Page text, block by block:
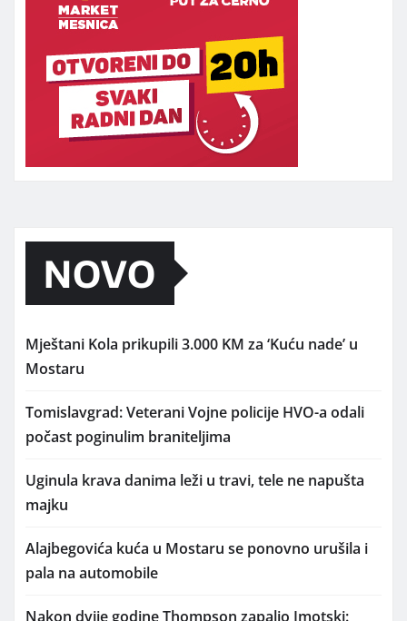
NOVO
Mještani Kola prikupili 3.000 KM za ‘Kuću nade’ u
Mostaru
Tomislavgrad: Veterani Vojne policije HVO-a odali
počast poginulim braniteljima
Uginula krava danima leži u travi, tele ne napušta
majku
Alajbegovića kuća u Mostaru se ponovno urušila i
pala na automobile
Nakon dvije godine Thompson zapalio Imotski: